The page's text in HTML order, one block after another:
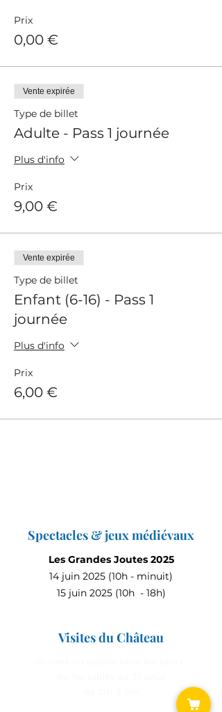
Prix
0,00 €
Vente expirée
Type de billet
Adulte - Pass 1 journée
Plus d'info
Prix
9,00 €
Vente expirée
Type de billet
Enfant (6-16) - Pass 1
journée
Plus d'info
Prix
6,00 €
Spectacles & jeux médiévaux
Les Grandes Joutes 2025
14 juin 2025 (10h - minuit)
15 juin 2025 (10h - 18h)
Visites du Château